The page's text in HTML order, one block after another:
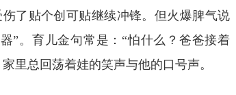
了贴个创可贴继续冲锋。但火爆脾气说
”。育儿金句常是：“怕什么？爸爸接着
里总回荡着娃的笑声与他的口号声。